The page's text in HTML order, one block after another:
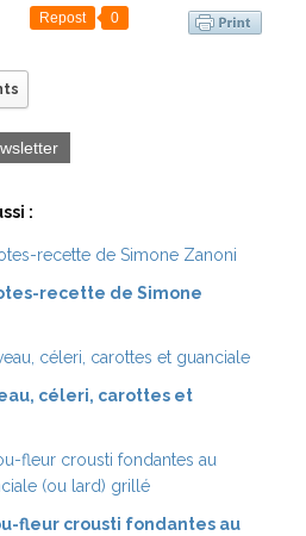
Repost 0
:
recette de Simone
céleri, carottes et
fleur crousti fondantes au